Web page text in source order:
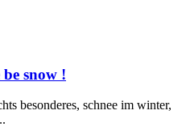
snow !
besonderes, schnee im winter,